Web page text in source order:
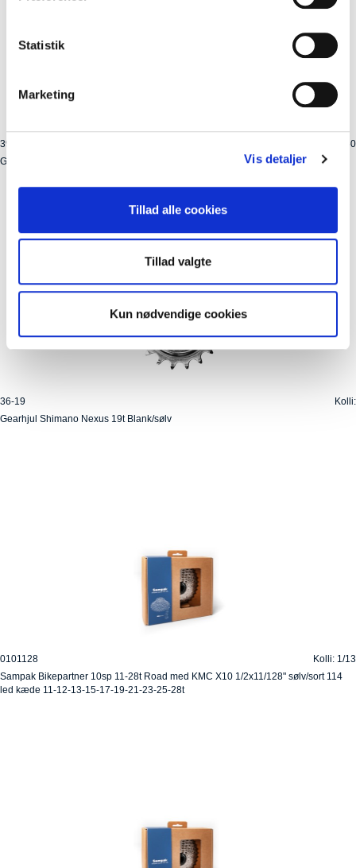
Statistik
Marketing
Vis detaljer
Tillad alle cookies
Tillad valgte
Kun nødvendige cookies
39-17
Kolli: 50
Gearhjul 17t 3/32 Forkrøppet
36-19
Kolli:
Gearhjul Shimano Nexus 19t Blank/sølv
0101128
Kolli: 1/13
Sampak Bikepartner 10sp 11-28t Road med KMC X10 1/2x11/128" sølv/sort 114
led kæde 11-12-13-15-17-19-21-23-25-28t